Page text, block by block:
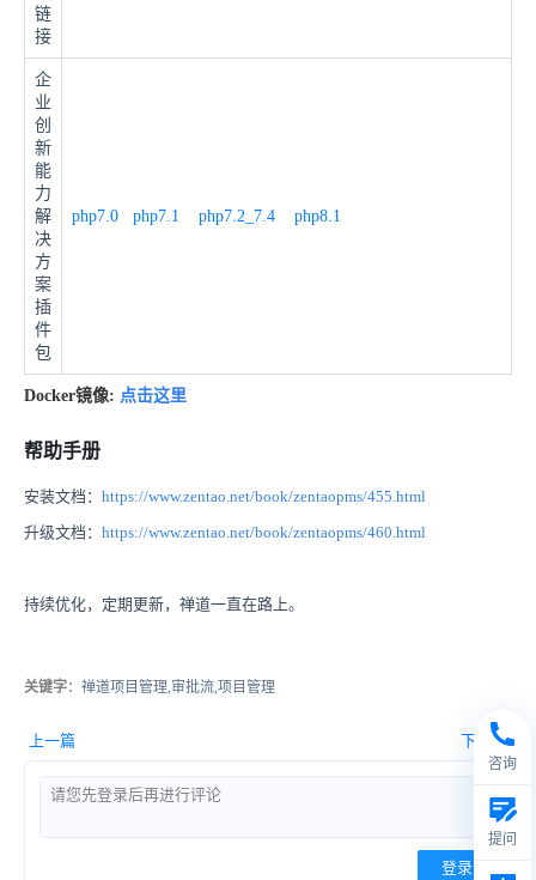
链
接
企
业
创
新
能
力
解
决
方
案
插
件
包
php7.0 php7.1 php7.2_7.4 php8.1
Docker镜像: 点击这里
帮助手册
安装文档： https://www.zentao.net/book/zentaopms/455.html
升级文档： https://www.zentao.net/book/zentaopms/460.html
持续优化，定期更新，禅道一直在路上。
关键字：禅道项目管理,审批流,项目管理
上一篇 下一篇
登录
咨询
提问